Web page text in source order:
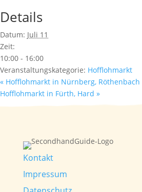
Details
Datum: Juli 11
Zeit:
10:00 - 16:00
Veranstaltungskategorie: Hofflohmarkt
« Hofflohmarkt in Nürnberg, Röthenbach
Hofflohmarkt in Fürth, Hard »
Kontakt
Impressum